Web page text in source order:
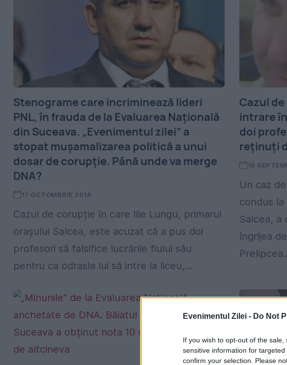
Evenimentul Zilei - Do Not
If you wish to opt-out of the
sensitive information for
confirm your selection. Please
Stenograme care incriminează lideri
PNL, în frauda de la Evaluarea Națională
din Suceava. „Evenimentul zilei” a
stopat mușamalizarea politică a unui
dosar de corupție. Până unde va merge
DNA?
17 OCTOMBRIE 2016
Cazul de corupție în care Ilie Lungu, primarul
orașului Salcea, este acuzat că a pus doi
profesori să falsifice lucrările fiului său
pentru ca odrasla lui să intre la liceu,...
Cazul
intrare
doi
reținuți
16
Un caz
condus
Salcea, a
îngrijea